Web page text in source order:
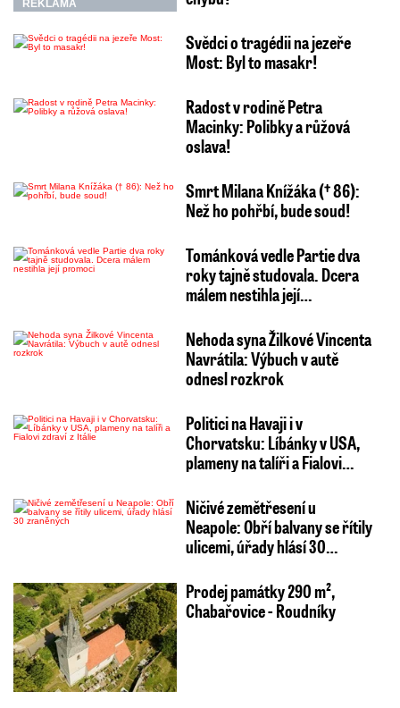
REKLAMA
Svědci o tragédii na jezeře
Most: Byl to masakr!
Radost v rodině Petra
Macinky: Polibky a růžová
oslava!
Smrt Milana Knížáka († 86):
Než ho pohřbí, bude soud!
Tománková vedle Partie dva
roky tajně studovala. Dcera
málem nestihla její…
Nehoda syna Žilkové Vincenta
Navrátila: Výbuch v autě
odnesl rozkrok
Politici na Havaji i v
Chorvatsku: Líbánky v USA,
plameny na talíři a Fialovi…
Ničivé zemětřesení u
Neapole: Obří balvany se řítily
ulicemi, úřady hlásí 30…
Prodej památky 290 m²,
Chabařovice - Roudníky